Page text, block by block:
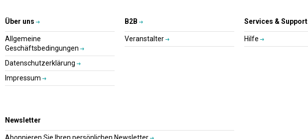
Über uns
Allgemeine
Geschäftsbedingungen
Datenschutzerklärung
Impressum
B2B
Veranstalter
Services & Support
Hilfe
Newsletter